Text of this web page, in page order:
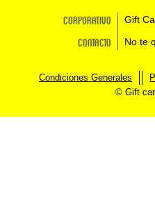
Corporativo Gift
Contacto No te
Condiciones Generales
© Gift